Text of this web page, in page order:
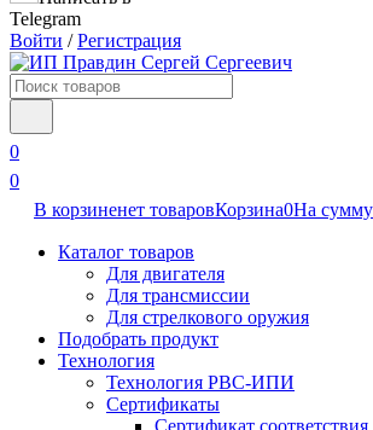
Telegram
Войти /Регистрация
0
0
В корзиненет товаровКорзина0На сумму
Каталог товаров
Для двигателя
Для трансмиссии
Для стрелкового оружия
Подобрать продукт
Технология
Технология РВС-ИПИ
Сертификаты
Сертификат соответствия